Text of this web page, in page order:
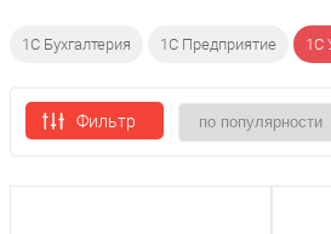
1С Бухгалтерия 1С Предприятие 1С
Фильтр